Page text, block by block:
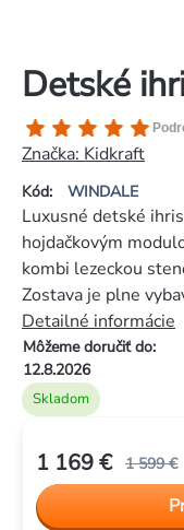
Detské
Kód: WINDALE
Priemerné
hodnotenie
produktu
je
5,0
z
5
hviezdičiek.
Značka: Kidkraft
Skladom
Môžeme doručiť do:
12.8.2026
Luxusné detské
hojdačkovým
kombi lezeckou
Zostava je plne
Detailné informácie
1 599 €
1 169 €
Jednotková
cena: